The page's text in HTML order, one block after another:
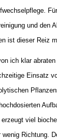
und den
ist dieser Reiz
ich klar
Einsatz
erzeugt viel
wenig Richtung.